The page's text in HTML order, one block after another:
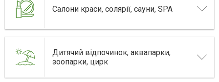
Салони краси, солярії, сауни, SPA
Дитячий відпочинок, аквапарки,
зоопарки, цирк